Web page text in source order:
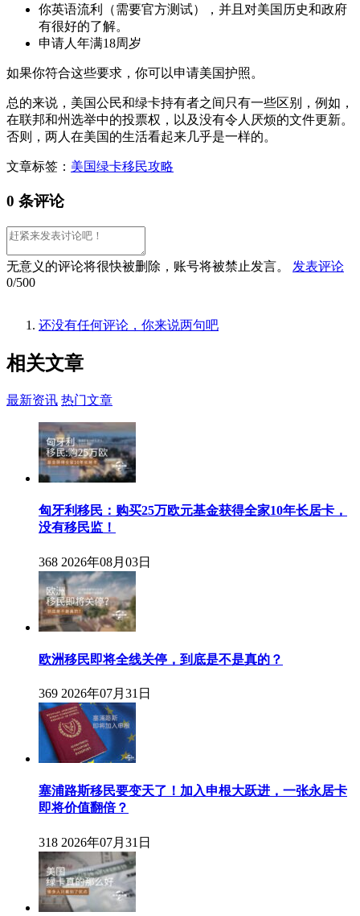
你英语流利（需要官方测试），并且对美国历史和政府
有很好的了解。
申请人年满18周岁
如果你符合这些要求，你可以申请美国护照。
总的来说，美国公民和绿卡持有者之间只有一些区别，例如，
在联邦和州选举中的投票权，以及没有令人厌烦的文件更新。
否则，两人在美国的生活看起来几乎是一样的。
文章标签： 美国绿卡移民攻略
0 条评论
无意义的评论将很快被删除，账号将被禁止发言。
发表评论
0/500
还没有任何评论，你来说两句吧
相关文章
最新资讯 热门文章
匈牙利移民：购买25万欧元基金获得全家10年长居卡，
没有移民监！
368 2026年08月03日
欧洲移民即将全线关停，到底是不是真的？
369 2026年07月31日
塞浦路斯移民要变天了！加入申根大跃进，一张永居卡
即将价值翻倍？
318 2026年07月31日